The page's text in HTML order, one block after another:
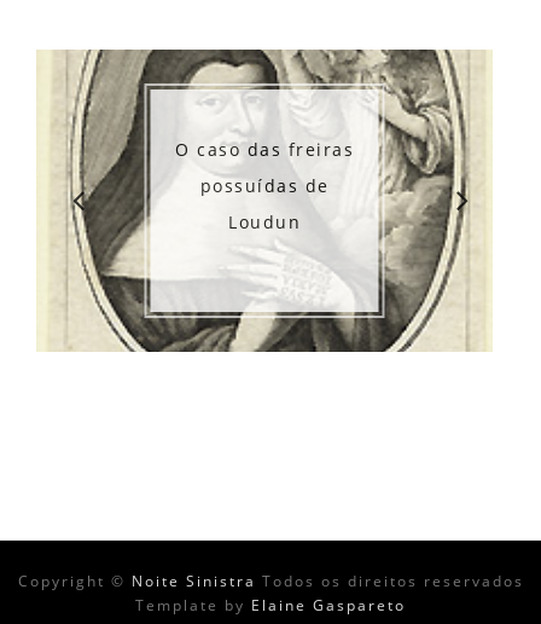
O caso das freiras
possuídas de
Loudun
Copyright © Noite Sinistra Todos os direitos reservados
Template by Elaine Gaspareto